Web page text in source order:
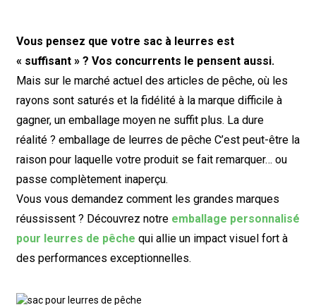
Vous pensez que votre sac à leurres est
« suffisant » ? Vos concurrents le pensent aussi.
Mais sur le marché actuel des articles de pêche, où les
rayons sont saturés et la fidélité à la marque difficile à
gagner, un emballage moyen ne suffit plus. La dure
réalité ? emballage de leurres de pêcheC’est peut-être la
raison pour laquelle votre produit se fait remarquer… ou
passe complètement inaperçu.
Vous vous demandez comment les grandes marques
réussissent ? Découvrez notre emballage personnalisé
pour leurres de pêche qui allie un impact visuel fort à
des performances exceptionnelles.